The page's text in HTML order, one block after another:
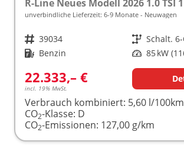
unverbindliche Lieferzeit: 6-9 Monate Neuwagen
Fahrzeugnr. 39034 Getriebe Schalt.
Kraftstoff Benzin Leistung 85 kW
22.333,– €
incl. 19% MwSt.
Verbrauch kombiniert: 5,60 l/100km
CO2-Klasse: D
CO2-Emissionen: 127,00 g/km